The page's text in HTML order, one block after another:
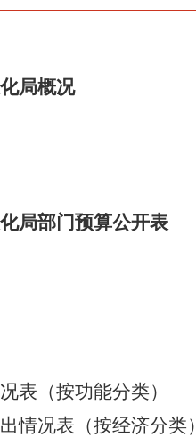
局概况
局部门预算公开表
表（按功能分类）
情况表（按经济分类）